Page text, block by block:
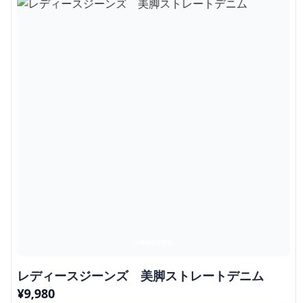
レディースジーンズ 美脚ストレートデニム
¥9,980